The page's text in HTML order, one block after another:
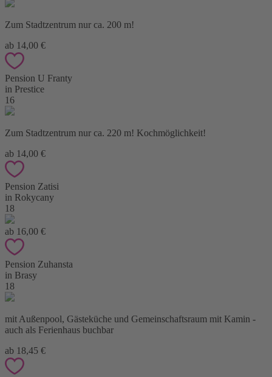
Zum Stadtzentrum nur ca. 200 m!
ab 14,00 €
Pension U Franty
in Prestice
16
Zum Stadtzentrum nur ca. 220 m! Kochmöglichkeit!
ab 14,00 €
Pension Zatisi
in Rokycany
18
ab 16,00 €
Pension Zuhansta
in Brasy
18
mit Außenpool, Gästeküche und Gemeinschaftsraum mit Kamin -
auch als Ferienhaus buchbar
ab 18,45 €